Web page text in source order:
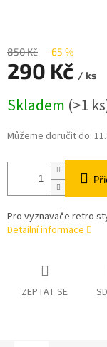
850 Kč –65 %
290 Kč / ks
cena:
Skladem (>1
Můžeme doručit do:
Pro vyznavače retro
Detailní informace
ZEPTAT SE